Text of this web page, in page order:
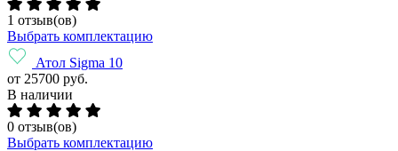
1 отзыв(ов)
Выбрать комплектацию
Атол Sigma 10
от 25700 руб.
В наличии
0 отзыв(ов)
Выбрать комплектацию